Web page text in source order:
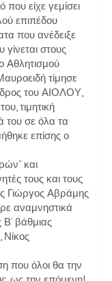
είχε γεμίσει
επιπέδου
που ανέδειξε
γίνεται στους
Αθλητισμού
τίμησε
του ΑΙΟΛΟΥ,
τιμητική
του σε όλα τα
επίσης ο
και
τους και τους
Γιώργος Αβράμης
αναμνηστικά
βάθμιας
Νίκος
που όλοι θα την